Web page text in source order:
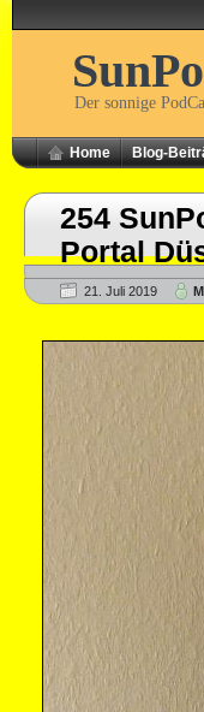
Der sonnige
Home Blog-
254
Portal
21. Juli 2019